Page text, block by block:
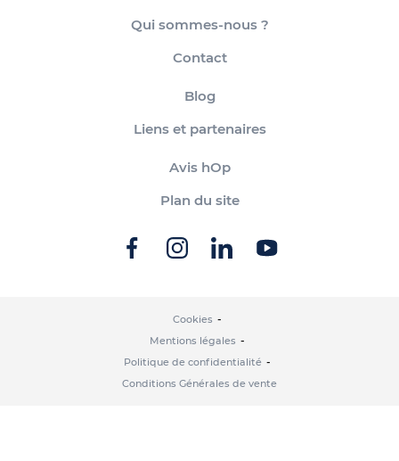
Qui sommes-nous ?
Contact
Blog
Liens et partenaires
Avis hOp
Plan du site
Cookies
Mentions légales
Politique de confidentialité
Conditions Générales de vente